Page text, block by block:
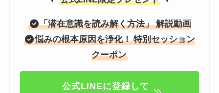
「潜在意識を読み解く方法」 解説動画
悩みの根本原因を浄化！ 特別セッション
クーポン
公式LINEに登録して